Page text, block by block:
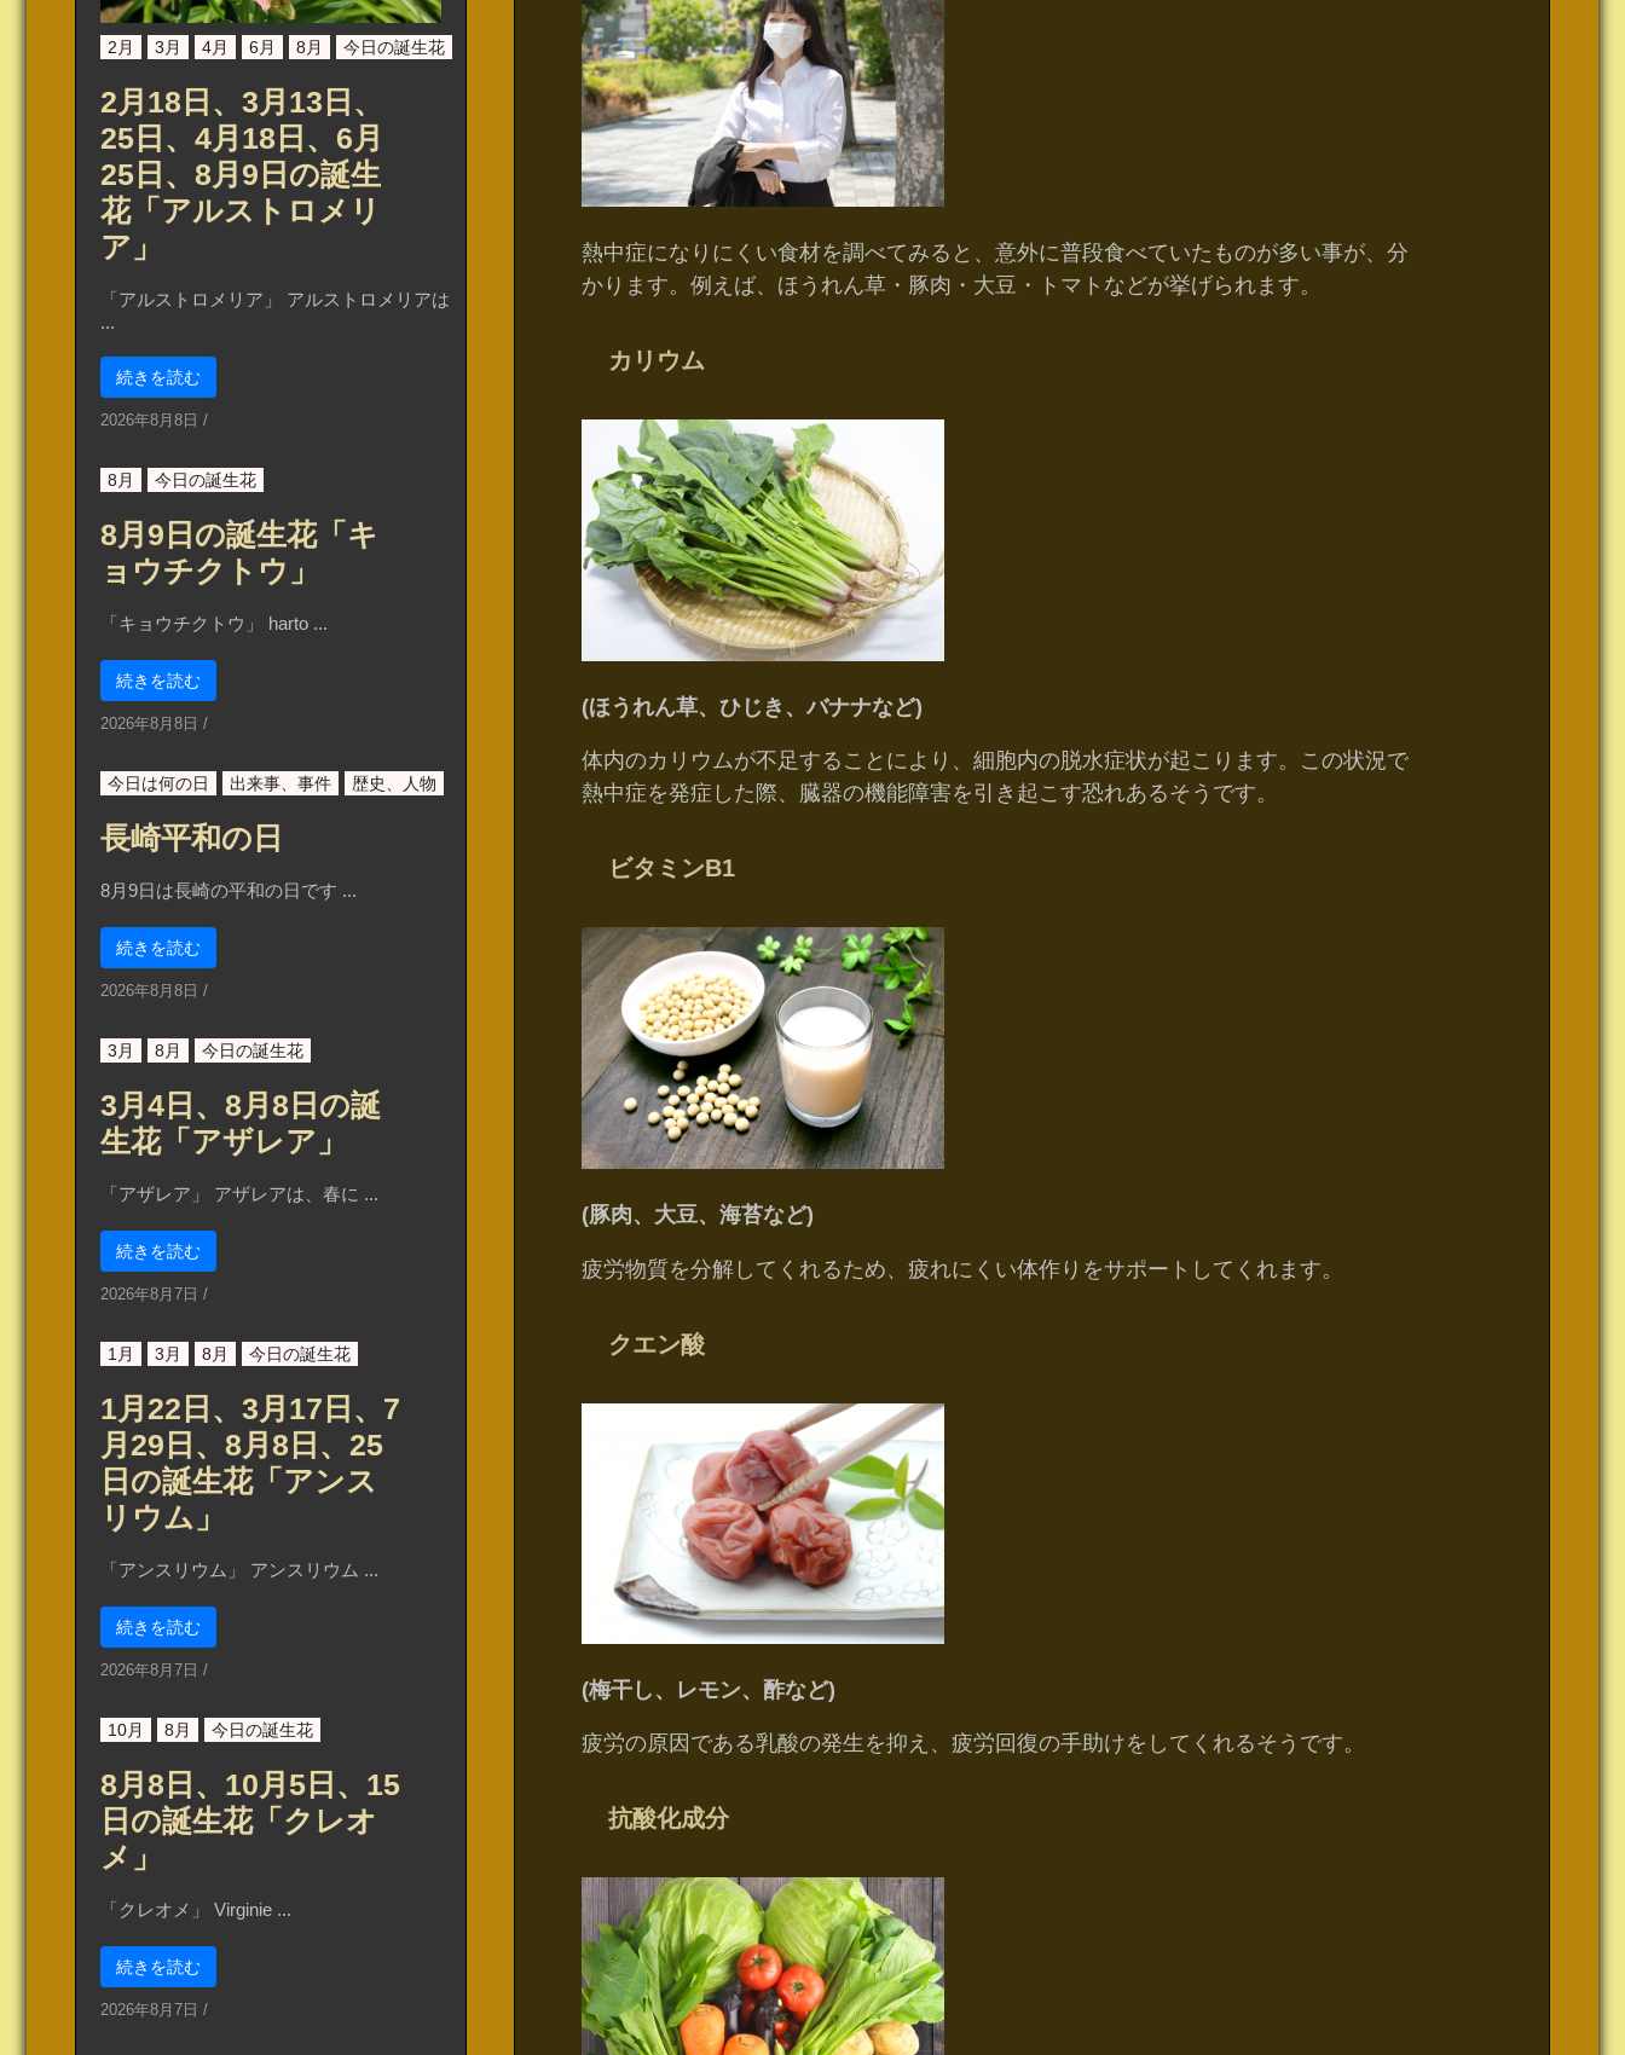
熱中症になりにくい食材を調べてみると、意外に普段食べていたものが多い事が、分
かります。例えば、ほうれん草・豚肉・大豆・トマトなどが挙げられます。
カリウム
(ほうれん草、ひじき、バナナなど)
体内のカリウムが不足することにより、細胞内の脱水症状が起こります。この状況で
熱中症を発症した際、臓器の機能障害を引き起こす恐れあるそうです。
ビタミンB1
(豚肉、大豆、海苔など)
疲労物質を分解してくれるため、疲れにくい体作りをサポートしてくれます。
クエン酸
(梅干し、レモン、酢など)
疲労の原因である乳酸の発生を抑え、疲労回復の手助けをしてくれるそうです。
抗酸化成分
2月 3月 4月 6月 8月 今日の誕生花
2月18日、3月13日、
25日、4月18日、6月
25日、8月9日の誕生
花「アルストロメリ
ア」
「アルストロメリア」 アルストロメリアは
...
続きを読む
2026年8月8日 /
8月 今日の誕生花
8月9日の誕生花「キ
ョウチクトウ」
「キョウチクトウ」 harto ...
続きを読む
2026年8月8日 /
今日は何の日 出来事、事件 歴史、人物
長崎平和の日
8月9日は長崎の平和の日です ...
続きを読む
2026年8月8日 /
3月 8月 今日の誕生花
3月4日、8月8日の誕
生花「アザレア」
「アザレア」 アザレアは、春に ...
続きを読む
2026年8月7日 /
1月 3月 8月 今日の誕生花
1月22日、3月17日、7
月29日、8月8日、25
日の誕生花「アンス
リウム」
「アンスリウム」 アンスリウム ...
続きを読む
2026年8月7日 /
10月 8月 今日の誕生花
8月8日、10月5日、15
日の誕生花「クレオ
メ」
「クレオメ」 Virginie ...
続きを読む
2026年8月7日 /